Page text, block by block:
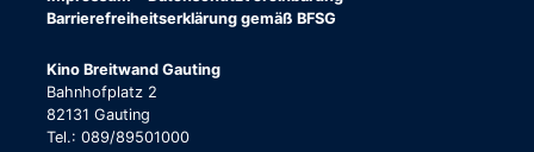
Barrierefreiheitserklärung gemäß BFSG
Kino Breitwand Gauting
Bahnhofplatz 2
82131 Gauting
Tel.: 089/89501000